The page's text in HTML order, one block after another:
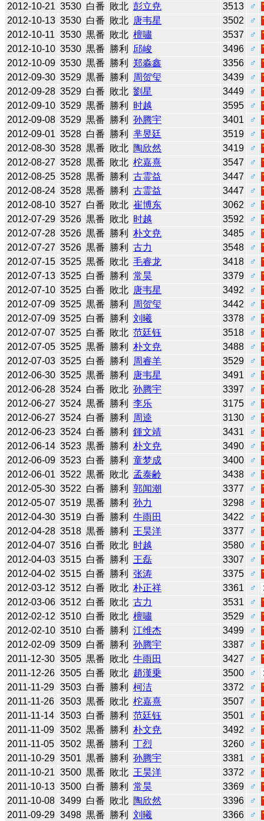
2012-10-21 3530 白番 敗北 彭立尭 3513
♂
2012-10-13 3530 白番 敗北 唐韦星 3502
♂
2012-10-11 3530 黒番 敗北 檀嘯 3537
♂
2012-10-10 3530 黒番 勝利 邱峻 3496
♂
2012-10-09 3530 黒番 勝利 郑淼鑫 3356
♂
2012-09-30 3529 黒番 勝利 周贺玺 3439
♂
2012-09-28 3529 白番 敗北 劉星 3449
♂
2012-09-10 3529 黒番 勝利 时越 3595
♂
2012-09-08 3529 黒番 勝利 孙腾宇 3401
♂
2012-09-01 3528 白番 勝利 芈昱廷 3519
♂
2012-08-30 3528 黒番 敗北 陶欣然 3419
♂
2012-08-27 3528 黒番 敗北 柁嘉熹 3547
♂
2012-08-25 3528 黒番 勝利 古霊益 3447
♂
2012-08-24 3528 黒番 勝利 古霊益 3447
♂
2012-08-10 3527 白番 敗北 崔博东 3062
♂
2012-07-29 3526 黒番 敗北 时越 3592
♂
2012-07-28 3526 黒番 勝利 朴文尭 3485
♂
2012-07-27 3526 黒番 勝利 古力 3548
♂
2012-07-15 3525 黒番 敗北 毛睿龙 3418
♂
2012-07-13 3525 白番 勝利 常昊 3379
♂
2012-07-10 3525 白番 敗北 唐韦星 3492
♂
2012-07-09 3525 黒番 勝利 周贺玺 3442
♂
2012-07-09 3525 白番 勝利 刘曦 3378
♂
2012-07-07 3525 白番 敗北 范廷钰 3518
♂
2012-07-05 3525 黒番 勝利 朴文尭 3488
♂
2012-07-03 3525 白番 勝利 周睿羊 3529
♂
2012-06-30 3525 黒番 勝利 唐韦星 3491
♂
2012-06-28 3524 白番 敗北 孙腾宇 3397
♂
2012-06-27 3524 黒番 勝利 李乐 3175
♂
2012-06-27 3524 白番 勝利 周逵 3130
♂
2012-06-23 3524 白番 勝利 鍾文靖 3431
♂
2012-06-14 3523 黒番 勝利 朴文尭 3490
♂
2012-06-09 3523 白番 勝利 童梦成 3400
♂
2012-06-01 3522 黒番 敗北 孟泰齢 3438
♂
2012-05-30 3522 白番 勝利 郭闻潮 3377
♂
2012-05-07 3519 黒番 勝利 孙力 3298
♂
2012-04-30 3519 白番 勝利 牛雨田 3422
♂
2012-04-28 3518 黒番 勝利 王昊洋 3377
♂
2012-04-07 3516 白番 敗北 时越 3580
♂
2012-04-03 3515 白番 勝利 王磊 3307
♂
2012-04-02 3515 白番 勝利 张涛 3375
♂
2012-03-12 3512 白番 敗北 朴正祥 3361
♂
2012-03-06 3512 白番 敗北 古力 3531
♂
2012-02-12 3510 白番 敗北 檀嘯 3529
♂
2012-02-10 3510 白番 勝利 江维杰 3499
♂
2012-02-09 3509 白番 勝利 孙腾宇 3387
♂
2011-12-30 3505 黒番 敗北 牛雨田 3427
♂
2011-12-26 3505 白番 敗北 趙漢乗 3500
♂
2011-11-29 3503 白番 勝利 柯洁 3372
♂
2011-11-26 3503 黒番 敗北 柁嘉熹 3507
♂
2011-11-14 3503 白番 勝利 范廷钰 3501
♂
2011-11-09 3502 黒番 勝利 朴文尭 3492
♂
2011-11-05 3502 黒番 勝利 丁烈 3260
♂
2011-10-29 3501 黒番 勝利 孙腾宇 3381
♂
2011-10-21 3500 黒番 敗北 王昊洋 3372
♂
2011-10-13 3500 白番 勝利 常昊 3369
♂
2011-10-08 3499 白番 敗北 陶欣然 3396
♂
2011-09-29 3498 黒番 勝利 刘曦 3366 ♂